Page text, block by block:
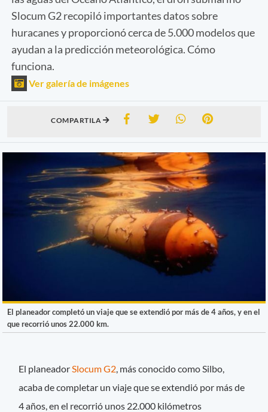
Slocum G2 recopiló importantes datos sobre
huracanes y proporcionó cerca de 5.000 modelos que
ayudan a la predicción meteorológica. Cómo
funciona.
Ver galería de imágenes
COMPARTILA
El planeador completó un viaje que se extendió por más de 4 años, y en el
que recorrió unos 22.000 km.
El planeador Slocum G2 , más conocido como Silbo,
acaba de completar un viaje que se extendió por más de
4 años, en el recorrió unos 22.000 kilómetros